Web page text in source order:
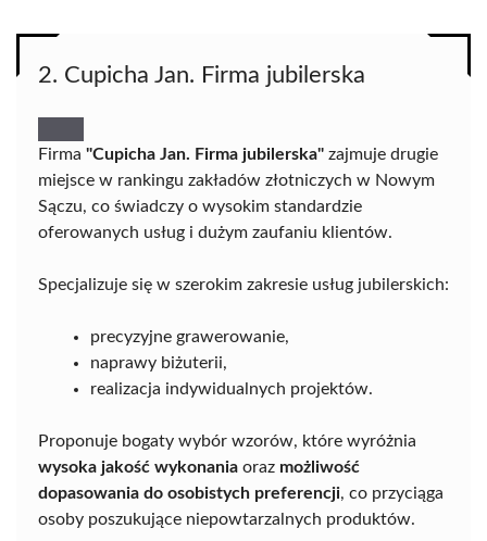
2. Cupicha Jan. Firma jubilerska
Firma "Cupicha Jan. Firma jubilerska" zajmuje drugie
miejsce w rankingu zakładów złotniczych w Nowym
Sączu, co świadczy o wysokim standardzie
oferowanych usług i dużym zaufaniu klientów.
Specjalizuje się w szerokim zakresie usług jubilerskich:
precyzyjne grawerowanie,
naprawy biżuterii,
realizacja indywidualnych projektów.
Proponuje bogaty wybór wzorów, które wyróżnia
wysoka jakość wykonania oraz możliwość
dopasowania do osobistych preferencji, co przyciąga
osoby poszukujące niepowtarzalnych produktów.